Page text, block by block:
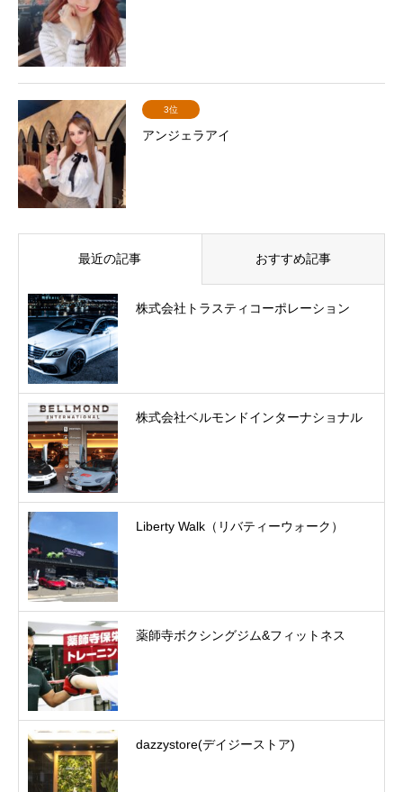
3位
アンジェラアイ
最近の記事 おすすめ記事
株式会社トラスティコーポレーション
株式会社ベルモンドインターナショナル
Liberty Walk（リバティーウォーク）
薬師寺ボクシングジム&フィットネス
dazzystore(デイジーストア)